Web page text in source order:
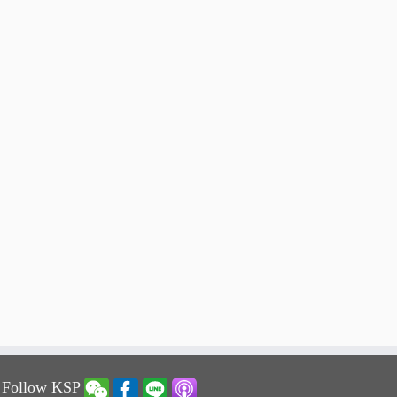
Follow KSP